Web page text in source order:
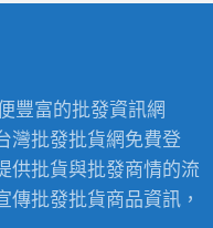
豐富的批發資訊網
灣批發批貨網免費登
供批貨與批發商情的流
批發批貨商品資訊，